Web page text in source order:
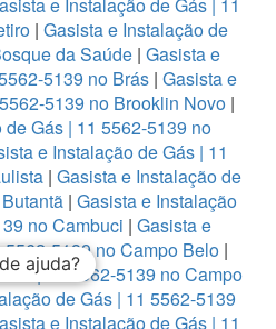
e Instalação de Gás | 11
| Gasista e Instalação de
da Saúde| Gasista e
5139 no Brás| Gasista e
5139 no Brooklin Novo |
Gás | 11 5562-5139 no
e Instalação de Gás | 11
| Gasista e Instalação de
| Gasista e Instalação
no Cambuci | Gasista e
5139 no Campo Belo |
| 11 5562-5139 no Campo
de Gás | 11 5562-5139
e Instalação de Gás | 11
ajuda?